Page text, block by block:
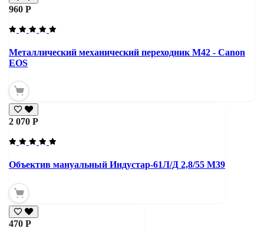
960 Р
Металлический механический переходник M42 - Canon
EOS
2 070 Р
Объектив мануальный Индустар-61Л/Д 2,8/55 М39
470 Р